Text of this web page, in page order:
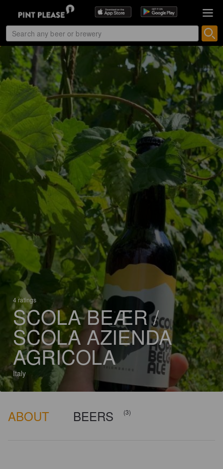
4 ratings
SCOLA BEÆR /
SCOLA AZIENDA
AGRICOLA
Italy
ABOUT BEERS (3)